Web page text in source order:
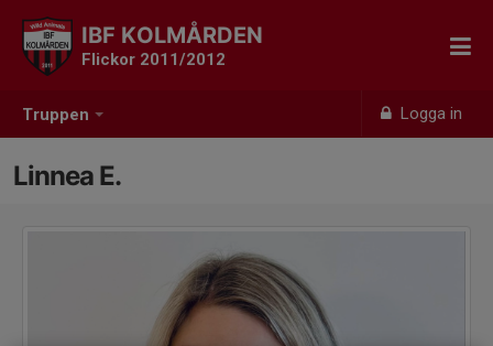
Truppen Logga in
IBF KOLMÅRDEN
Flickor 2011/2012
Linnea E.